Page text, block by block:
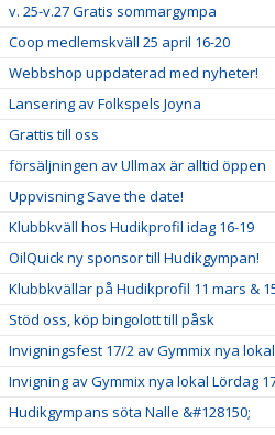
v. 25-v.27 Gratis sommargympa
Coop medlemskväll 25 april 16-20
Webbshop uppdaterad med nyheter!
Lansering av Folkspels Joyna
Grattis till oss
försäljningen av Ullmax är alltid öppen
Uppvisning Save the date!
Klubbkväll hos Hudikprofil idag 16-19
OilQuick ny sponsor till Hudikgympan!
Klubbkvällar på Hudikprofil 11 mars &
Stöd oss, köp bingolott till påsk
Invigningsfest 17/2 av Gymmix nya lokal
Invigning av Gymmix nya lokal Lördag
Hudikgympans söta Nalle &#128150;